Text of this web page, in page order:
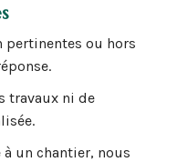
pertinentes ou hors
travaux ni de
un chantier, nous